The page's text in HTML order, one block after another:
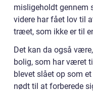
misligeholdt gennem
videre har fået lov til
træet, som ikke er til
Det kan da også
bolig, som har været
blevet slået op som
nødt til at forberede